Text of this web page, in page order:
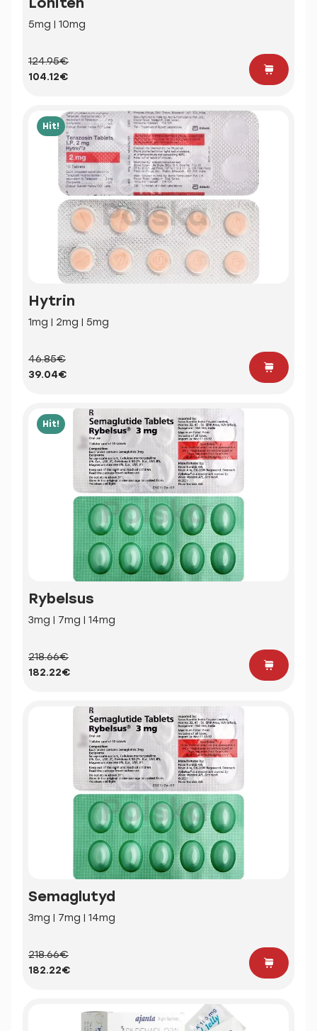
5mg | 10mg
124.95€
104.12€
Hit!
Hytrin
1mg | 2mg | 5mg
46.85€
39.04€
Hit!
Rybelsus
3mg | 7mg | 14mg
218.66€
182.22€
Semaglutyd
3mg | 7mg | 14mg
218.66€
182.22€